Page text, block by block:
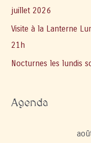
juillet 2026
Visite à la Lanterne
21h
Nocturnes les lundis
Agenda